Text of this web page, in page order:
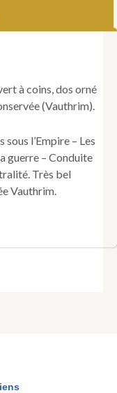
à coins, dos orné
(Vauthrim).
l’Empire – Les
guerre – Conduite
Très bel
Vauthrim.